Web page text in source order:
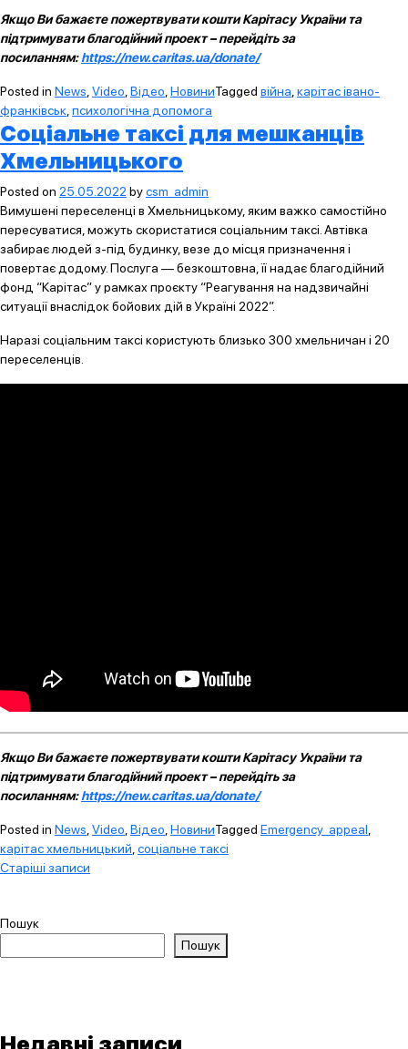
Якщо Ви бажаєте пожертвувати кошти Карітасу України та
підтримувати благодійний проект – перейдіть за
посиланням:https://new.caritas.ua/donate/
Posted in News Video Відео НовиниTagged війна карітас івано-
франківськ психологічна допомога
Соціальне таксі для мешканців
Хмельницького
Posted on 25.05.2022 bycsm_admin
Вимушені переселенці в Хмельницькому, яким важко самостійно
пересуватися, можуть скористатися соціальним таксі. Автівка
забирає людей з-під будинку, везе до місця призначення і
повертає додому. Послуга — безкоштовна, її надає благодійний
фонд “Карітас” у рамках проєкту “Реагування на надзвичайні
ситуації внаслідок бойових дій в Україні 2022”.
Наразі соціальним таксі користують близько 300 хмельничан і 20
переселенців.
Якщо Ви бажаєте пожертвувати кошти Карітасу України та
підтримувати благодійний проект – перейдіть за
посиланням:https://new.caritas.ua/donate/
Posted in News Video Відео НовиниTagged Emergency_appeal
карітас хмельницький соціальне таксі
Навігація
записами
Старіші записи
Пошук
Пошук